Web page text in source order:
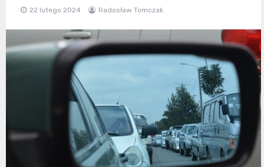
22 lutego 2024 Radosław Tomczak